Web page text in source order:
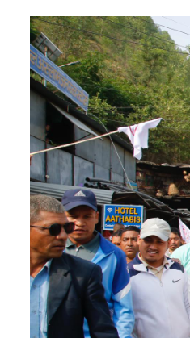
सम्पादकीय
संस्कृति/
संस्कार
प्रदेश
खेलकुद
सूचना/
प्रविधि
पर्यटन
जागरण
–
विशेष